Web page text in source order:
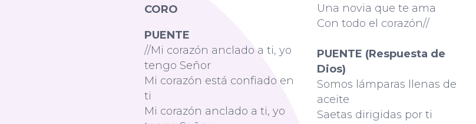
CORO
PUENTE
//Mi corazón anclado a ti, yo
tengo Señor
Mi corazón está confiado en
ti
Mi corazón anclado a ti, yo
Una novia que te ama
Con todo el corazón//
PUENTE (Respuesta de
Dios)
Somos lámparas llenas de
aceite
Saetas dirigidas por ti